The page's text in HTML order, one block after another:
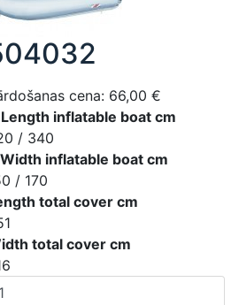
cena: 66,00 €
inflatable boat cm
/ 340
inflatable boat cm
/ 170
total cover cm
total cover cm